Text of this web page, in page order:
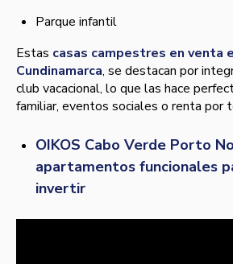
Parque infantil
Estas casas campestres en venta
Cundinamarca, se destacan por
club vacacional, lo que las hace
familiar, eventos sociales o renta por
OIKOS Cabo Verde Porto
apartamentos funcionales
invertir